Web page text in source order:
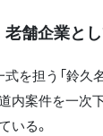
老舗企業と
を担う「鈴久
道内案件を一次
いる。